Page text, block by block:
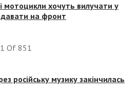
мотоцикли хочуть вилучати у
на фронт
1 Of 851
російську музику закінчилась